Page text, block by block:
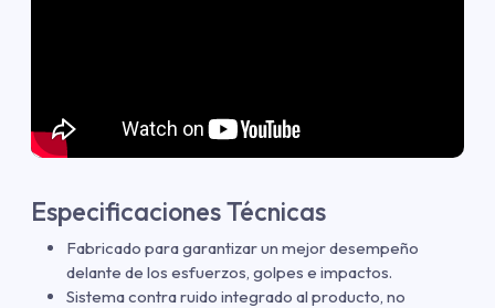
Especificaciones Técnicas
Fabricado para garantizar un mejor desempeño
delante de los esfuerzos, golpes e impactos.
Sistema contra ruido integrado al producto, no